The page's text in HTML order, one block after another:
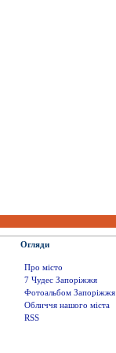
Огляди
Про місто
7 Чудес Запоріжжя
Фотоальбом Запоріжжя
Обличчя нашого міста
RSS